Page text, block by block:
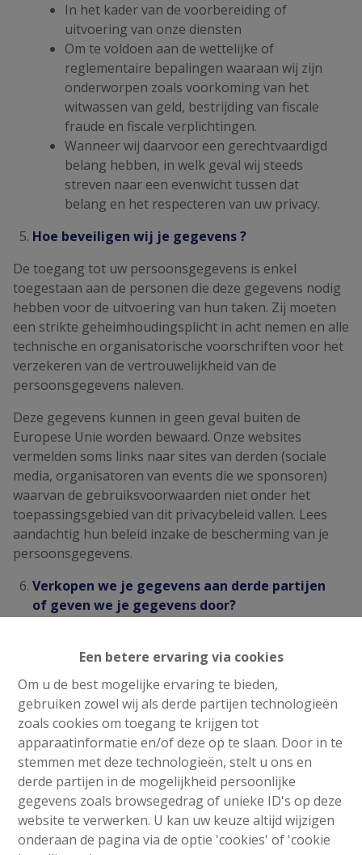
Een betere ervaring via cookies
Om u de best mogelijke ervaring te bieden,
gebruiken zowel wij als derde partijen technologieën
zoals cookies om toegang te krijgen tot
apparaatinformatie en/of deze op te slaan. Door in te
stemmen met deze technologieën, stelt u ons en
derde partijen in de mogelijkheid persoonlijke
gegevens zoals browsegedrag of unieke ID's op deze
website te verwerken. U kan uw keuze altijd wijzigen
onderaan de pagina via de optie 'cookies' of 'cookie
In het kader van de voorbereiding of
uitvoering van onze diensten
Om te voldoen aan de wettelijke of
reglementaire bepalingen waaraan wij zijn
onderworpen zoals voorkoming van het
witwassen van geld, bestrijding van fiscale
fraude en fiscale verplichtingen.
Wanneer wij daarvoor een gerechtvaardigd
belang hebben, in welk geval wij steeds
streven naar een evenwicht tussen dat
belang en het respecteren van uw privacy.
Hoe beveiligen wij je gegevens ?
De toegang tot uw persoonsgegevens is enkel
toegestaan aan de personen die deze gegevens nodig
hebben voor de uitvoering van hun taken. Zij moeten
een strikte geheimhoudingsplicht in acht nemen en alle
technische en organisatorische voorschriften voor het
verzekeren van de vertrouwelijkheid van de
persoonsgegevens naleven.
Deze gegevens kunnen in geen geval buiten de
Europese Unie worden bewaard. Onze websites
vermelden soms links naar sites van derden (sociale
media, organisatoren van events die we sponsoren)
waarvan de gebruiksvoorwaarden niet onder het
toepassingsgebied van dit privacybeleid vallen. Lees
aandachtig hun beleid inzake de bescherming van je
persoonsgegevens.
Verkopen we je gegevens aan derde partijen
of geven we je gegevens door?
partijen noch geven wij die door aan derden tenzij:
Aan onze rechtsopvolgers. Wij geven je
persoonsgegevens door aan onze eventuele
rechtsopvolgers en verbonden
ondernemingen (zoals dochter- en
zusterbedrijven) voor dezelfde doeleinden als
deze vermeld in dit privacybeleid.
Dit nodig is voor onze dienstverlening. Voor
sommige aspecten van onze producten en
diensten werken wij met derde partijen of